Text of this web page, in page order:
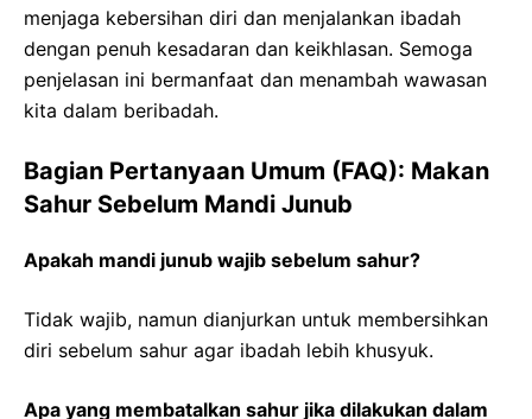
menjaga kebersihan diri dan menjalankan ibadah
dengan penuh kesadaran dan keikhlasan. Semoga
penjelasan ini bermanfaat dan menambah wawasan
kita dalam beribadah.
Bagian Pertanyaan Umum (FAQ): Makan
Sahur Sebelum Mandi Junub
Apakah mandi junub wajib sebelum sahur?
Tidak wajib, namun dianjurkan untuk membersihkan
diri sebelum sahur agar ibadah lebih khusyuk.
Apa yang membatalkan sahur jika dilakukan dalam